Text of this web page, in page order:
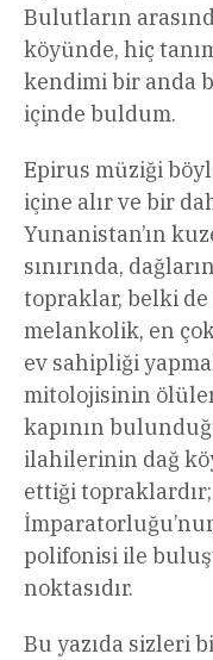
Bulutların
köyünde, hiç
kendimi bir anda
içinde buldum.
Epirus müziği
içine alır ve bir
Yunanistan’ın
sınırında,
topraklar, belki de
melankolik, en
ev sahipliği
mitolojisinin ölüler
kapının
ilahilerinin dağ
ettiği topraklardır;
polifonisi ile
noktasıdır.
Bu yazıda sizleri